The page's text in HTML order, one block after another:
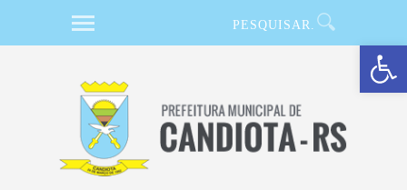
Barra de Ferramentas Aberta